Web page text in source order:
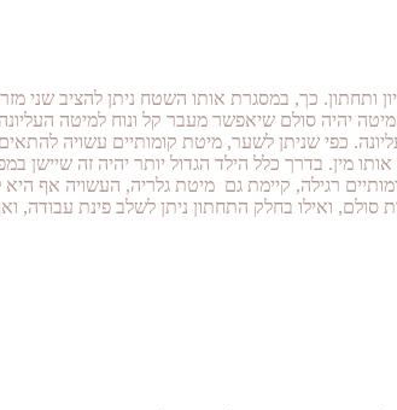
ותחתון. כך, במסגרת אותו השטח ניתן להציב שני
יהיה סולם שיאפשר מעבר קל ונוח למיטה
כפי שניתן לשער, מיטת קומותיים עשויה
מין. בדרך כלל הילד הגדול יותר יהיה זה שיישן
רגילה, קיימת גם מיטת גלריה, העשויה
סולם, ואילו בחלק התחתון ניתן לשלב פינת עבודה,